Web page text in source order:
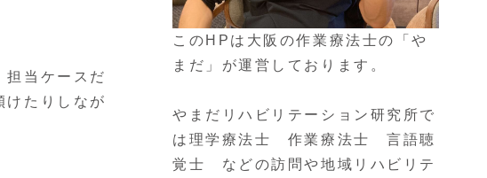
担当ケースだ
けたりしなが
このHPは大阪の作業療法士の「や
まだ」が運営しております。
やまだリハビリテーション研究所で
は理学療法士 作業療法士 言語聴
覚士 などの訪問や地域リハビリテ